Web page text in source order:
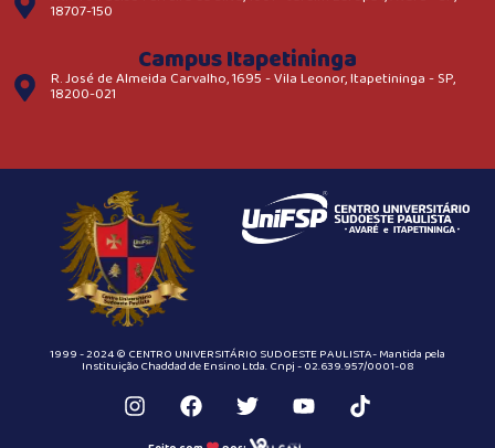
18707-150
Campus Itapetininga
R. José de Almeida Carvalho, 1695 - Vila Leonor, Itapetininga - SP,
18200-021
1999 - 2024 © CENTRO UNIVERSITÁRIO SUDOESTE PAULISTA- Mantida pela
Instituição Chaddad de Ensino Ltda. Cnpj - 02.639.957/0001-08